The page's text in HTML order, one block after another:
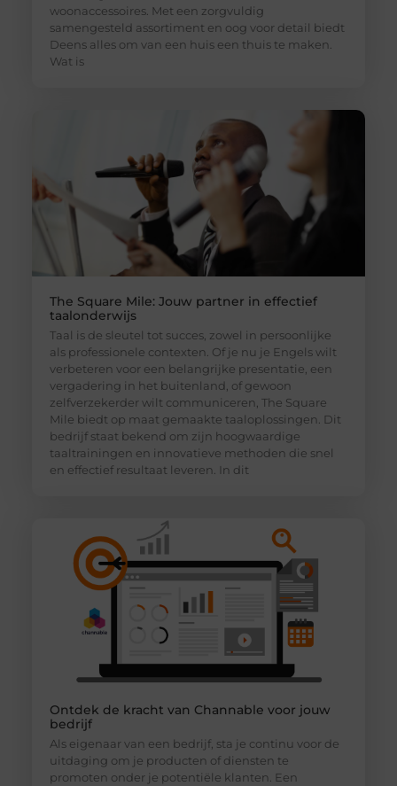
woonaccessoires. Met een zorgvuldig
samengesteld assortiment en oog voor detail biedt
Deens alles om van een huis een thuis te maken.
Wat is
The Square Mile: Jouw partner in effectief
taalonderwijs
Taal is de sleutel tot succes, zowel in persoonlijke
als professionele contexten. Of je nu je Engels wilt
verbeteren voor een belangrijke presentatie, een
vergadering in het buitenland, of gewoon
zelfverzekerder wilt communiceren, The Square
Mile biedt op maat gemaakte taaloplossingen. Dit
bedrijf staat bekend om zijn hoogwaardige
taaltrainingen en innovatieve methoden die snel
en effectief resultaat leveren. In dit
Ontdek de kracht van Channable voor jouw
bedrijf
Als eigenaar van een bedrijf, sta je continu voor de
uitdaging om je producten of diensten te
promoten onder je potentiële klanten. Een